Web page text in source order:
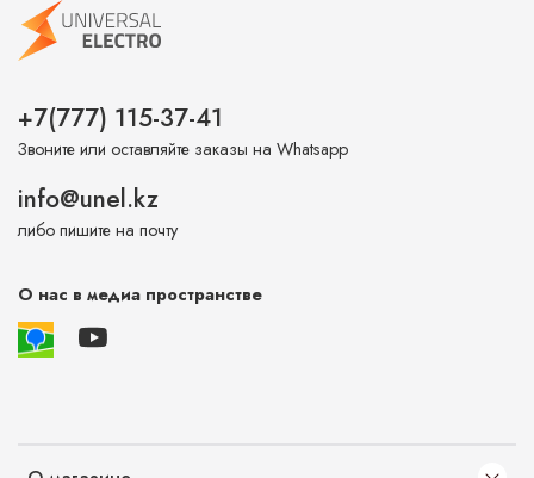
+7(777) 115-37-41
Звоните или оставляйте заказы на Whatsapp
info@unel.kz
либо пишите на почту
О нас в медиа пространстве